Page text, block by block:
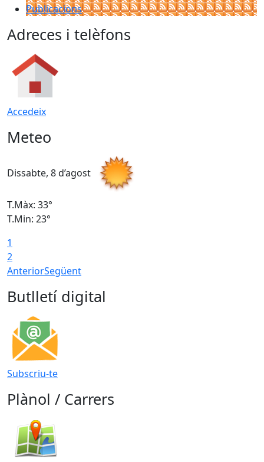
Publicacions
Adreces i telèfons
Accedeix
Meteo
Dissabte, 8 d’agost
T.Màx: 33°
T.Min: 23°
1
2
AnteriorSegüent
Butlletí digital
Subscriu-te
Plànol / Carrers